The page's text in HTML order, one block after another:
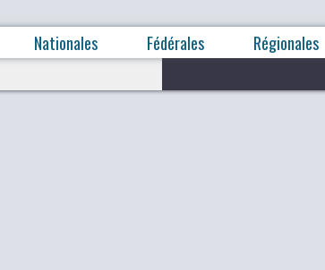
Nationales Fédérales Régionales